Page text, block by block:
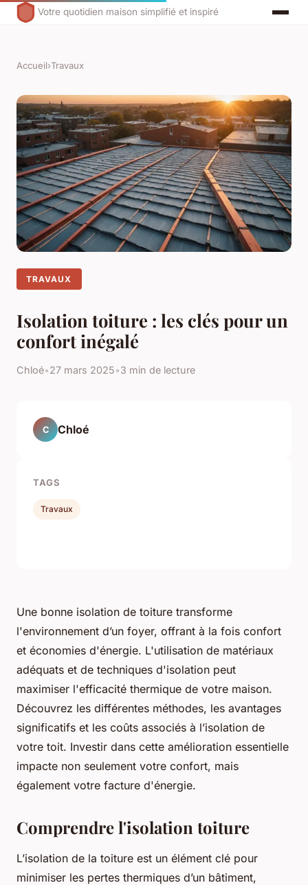
Votre quotidien maison simplifié et inspiré
Accueil›Travaux
TRAVAUX
Isolation toiture : les clés pour un
confort inégalé
Chloé•27 mars 2025•3 min de lecture
Une bonne isolation de toiture transforme
l'environnement d’un foyer, offrant à la fois confort
et économies d'énergie. L'utilisation de matériaux
adéquats et de techniques d'isolation peut
maximiser l'efficacité thermique de votre maison.
Découvrez les différentes méthodes, les avantages
significatifs et les coûts associés à l’isolation de
votre toit. Investir dans cette amélioration essentielle
impacte non seulement votre confort, mais
également votre facture d'énergie.
Comprendre l'isolation toiture
L’isolation de la toiture est un élément clé pour
minimiser les pertes thermiques d’un bâtiment,
C Chloé
TAGS
Travaux